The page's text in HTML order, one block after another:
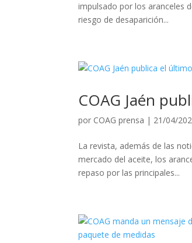
impulsado por los aranceles
riesgo de desaparición...
COAG Jaén
por COAG prensa | 21/04/
La revista, además de las
mercado del aceite, los
repaso por las principales...